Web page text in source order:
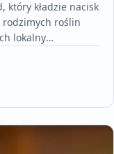
który kładzie nacisk
roślin
lokalny